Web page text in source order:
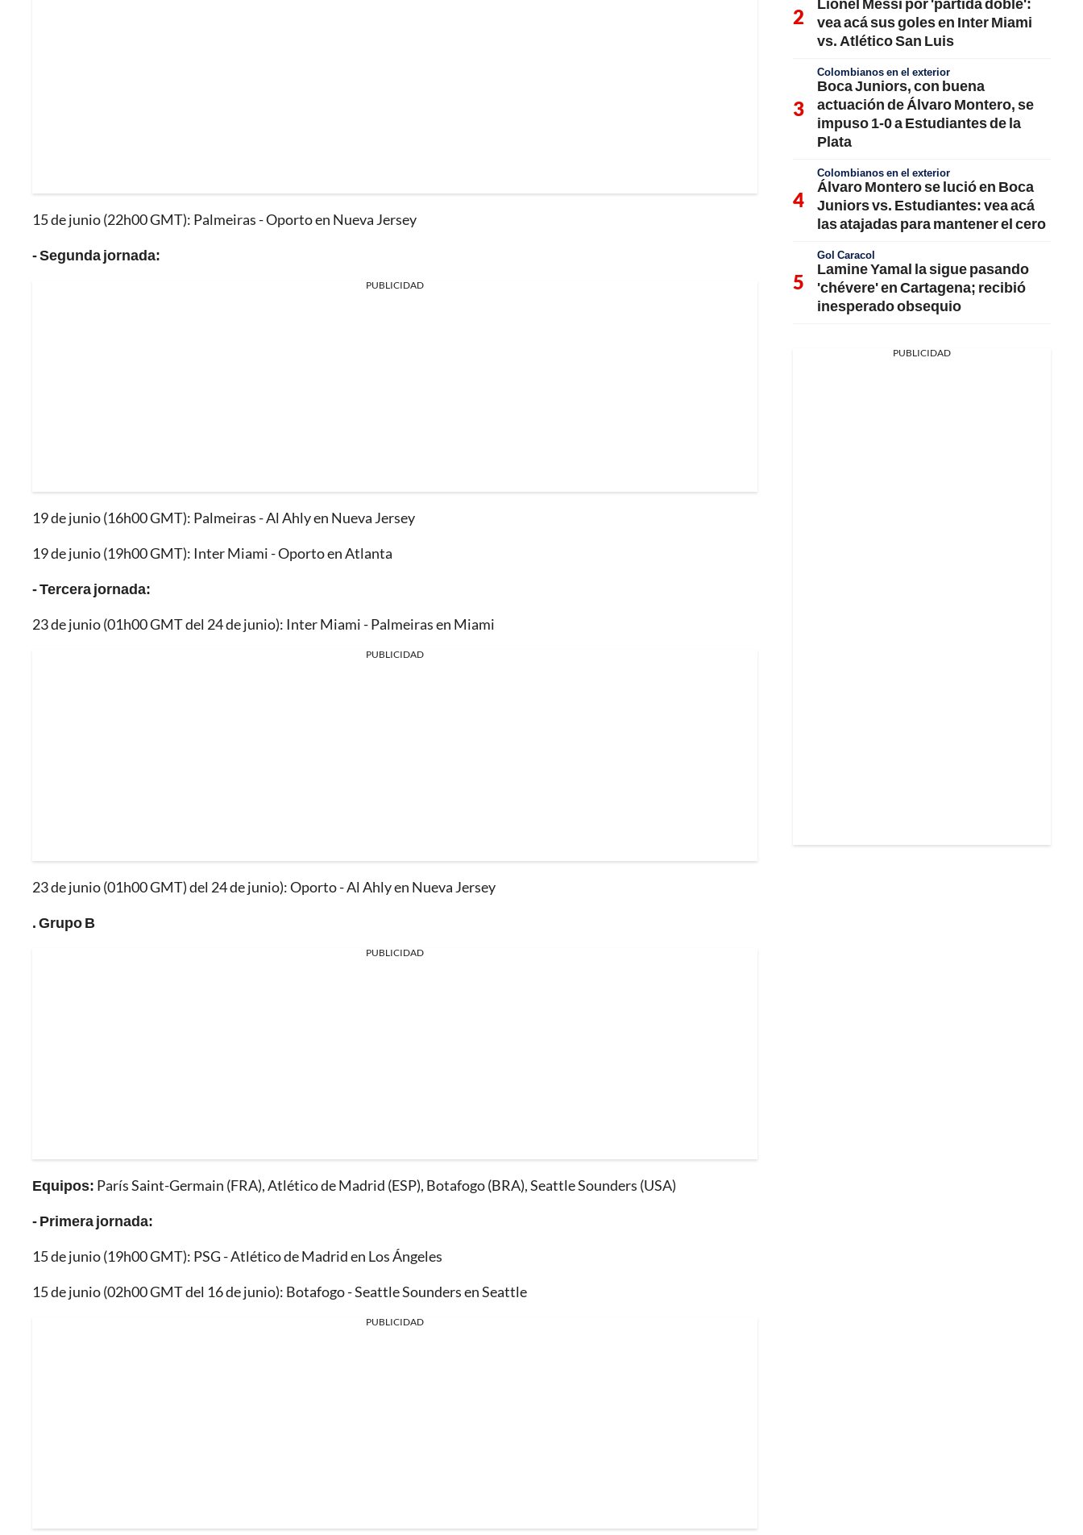
15 de junio (22h00 GMT): Palmeiras - Oporto en Nueva Jersey
- Segunda jornada:
PUBLICIDAD
19 de junio (16h00 GMT): Palmeiras - Al Ahly en Nueva Jersey
19 de junio (19h00 GMT): Inter Miami - Oporto en Atlanta
- Tercera jornada:
23 de junio (01h00 GMT del 24 de junio): Inter Miami - Palmeiras en Miami
PUBLICIDAD
23 de junio (01h00 GMT) del 24 de junio): Oporto - Al Ahly en Nueva Jersey
. Grupo B
PUBLICIDAD
Equipos: París Saint-Germain (FRA), Atlético de Madrid (ESP), Botafogo (BRA), Seattle Sounders (USA)
- Primera jornada:
15 de junio (19h00 GMT): PSG - Atlético de Madrid en Los Ángeles
15 de junio (02h00 GMT del 16 de junio): Botafogo - Seattle Sounders en Seattle
PUBLICIDAD
vea acá sus goles en Inter Miami
vs. Atlético San Luis
Colombianos en el exterior
Boca Juniors, con buena
actuación de Álvaro Montero, se
impuso 1-0 a Estudiantes de la
Plata
Colombianos en el exterior
Álvaro Montero se lució en Boca
Juniors vs. Estudiantes: vea acá
las atajadas para mantener el cero
Gol Caracol
Lamine Yamal la sigue pasando
'chévere' en Cartagena; recibió
inesperado obsequio
PUBLICIDAD